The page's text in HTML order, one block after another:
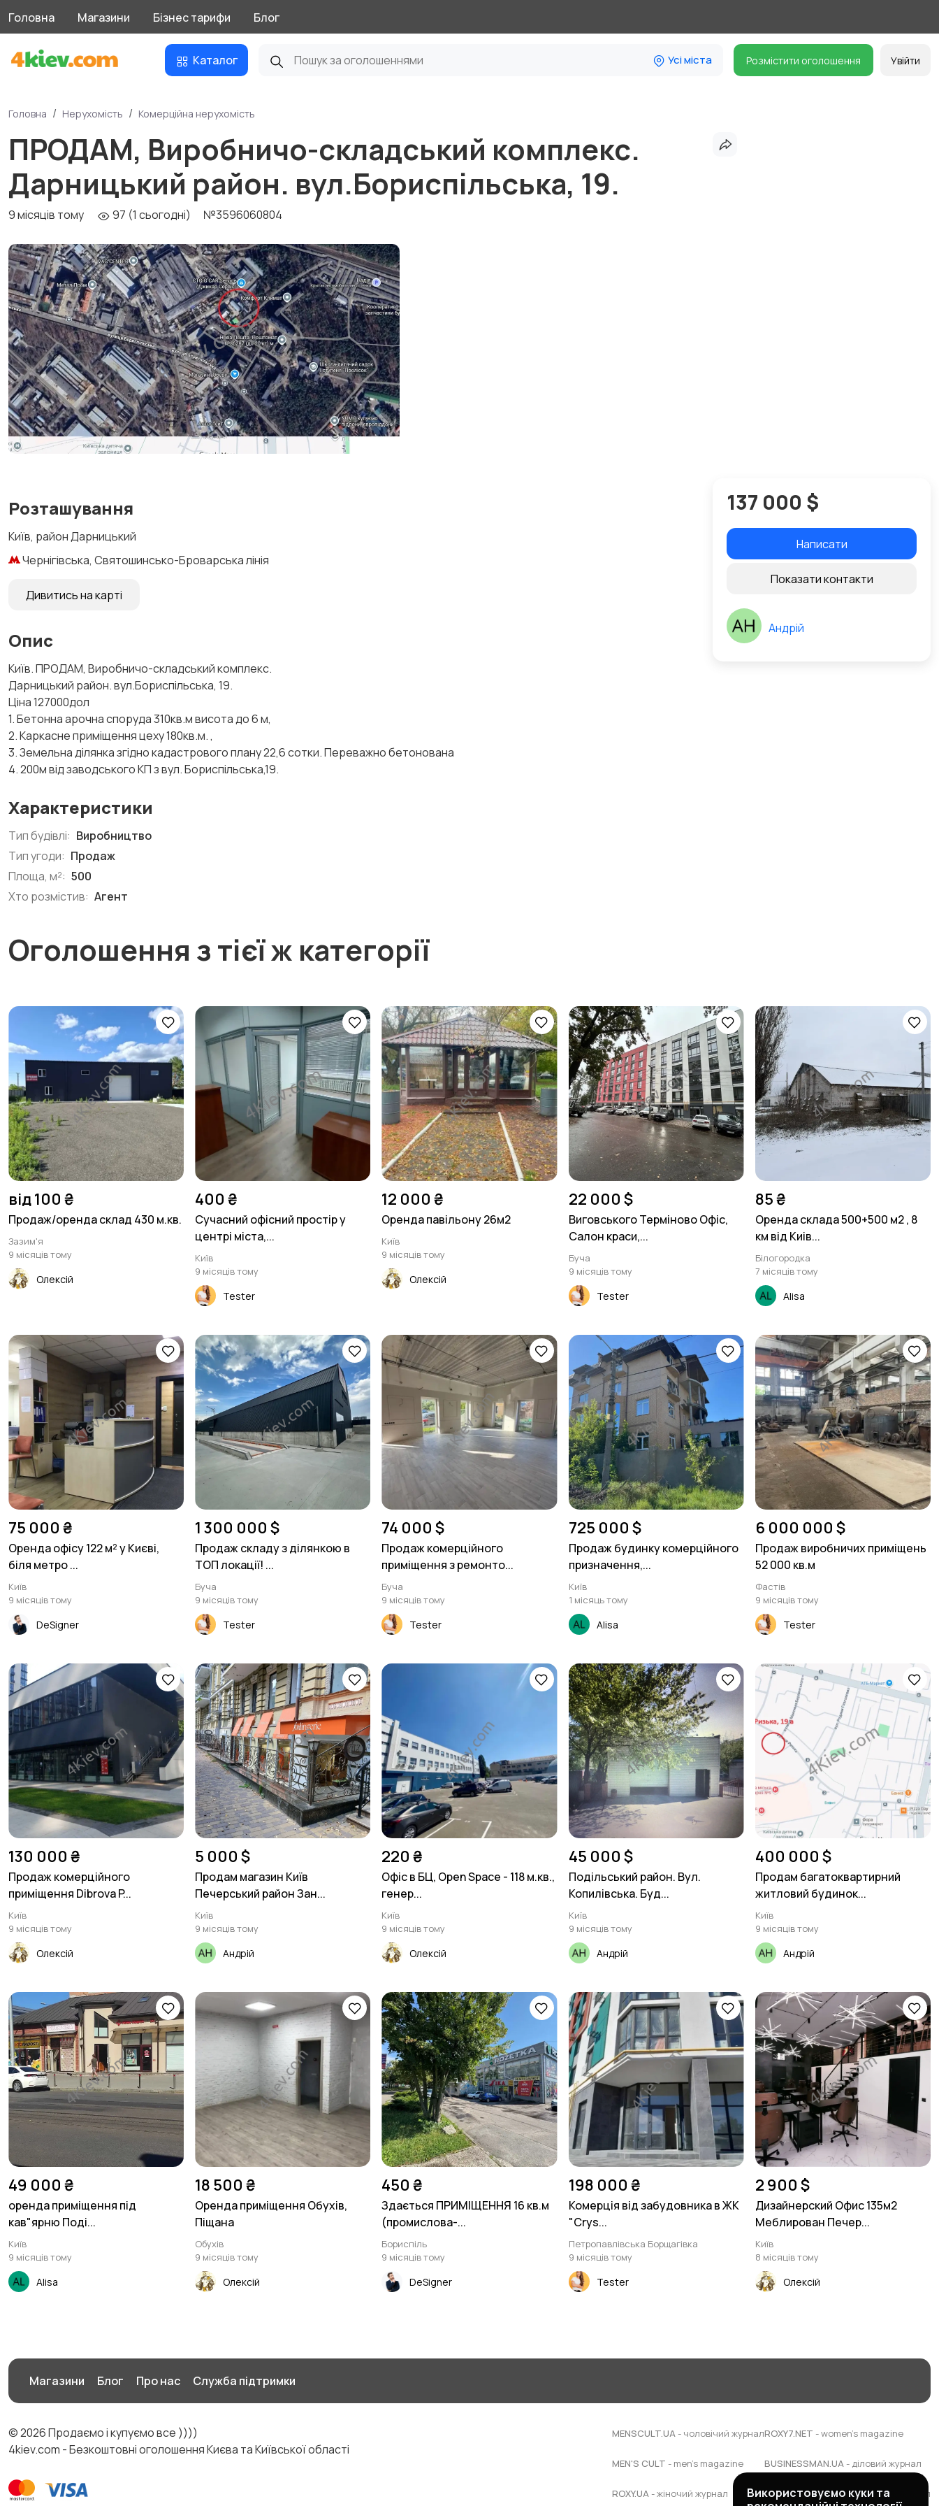
Головна Магазини Бізнес тарифи Блог
Каталог Усі міста Розмістити оголошення Увійти
Головна Нерухомість Комерційна нерухомість
ПРОДАМ, Виробничо-складський комплекс.
Дарницький район. вул.Бориспільська, 19.
9 місяців тому 97 (1 сьогодні) №3596060804
Розташування
Київ, район Дарницький
Чернігівська, Святошинсько-Броварська лінія
Дивитись на карті
Опис
Київ. ПРОДАМ, Виробничо-складський комплекс.
Дарницький район. вул.Бориспільська, 19.
Ціна 127000дол
1. Бетонна арочна споруда 310кв.м висота до 6 м,
2. Каркасне приміщення цеху 180кв.м. ,
3. Земельна ділянка згідно кадастрового плану 22,6 сотки. Переважно бетонована
4. 200м від заводського КП з вул. Бориспільська,19.
Характеристики
Тип будівлі: Виробництво
Тип угоди: Продаж
Площа, м²: 500
Хто розмістив: Агент
137 000 $
Написати
Показати контакти
Андрій
Оголошення з тієї ж категорії
від 100 ₴
Продаж/оренда склад 430 м.кв.
Зазим'я
9 місяців тому
Олексій
400 ₴
Сучасний офісний простір у
центрі міста,...
Київ
9 місяців тому
Tester
12 000 ₴
Оренда павільону 26м2
Київ
9 місяців тому
Олексій
22 000 $
Виговського Терміново Офіс,
Салон краси,...
Буча
9 місяців тому
Tester
85 ₴
Оренда склада 500+500 м2 , 8
км від Киів...
Білогородка
7 місяців тому
Alisa
75 000 ₴
Оренда офісу 122 м² у Києві,
біля метро ...
Київ
9 місяців тому
DeSigner
1 300 000 $
Продаж складу з ділянкою в
ТОП локації! ...
Буча
9 місяців тому
Tester
74 000 $
Продаж комерційного
приміщення з ремонто...
Буча
9 місяців тому
Tester
725 000 $
Продаж будинку комерційного
призначення,...
Київ
1 місяць тому
Alisa
6 000 000 $
Продаж виробничих приміщень
52 000 кв.м
Фастів
9 місяців тому
Tester
130 000 ₴
Продаж комерційного
приміщення Dibrova P...
Київ
9 місяців тому
Олексій
5 000 $
Продам магазин Київ
Печерський район Зан...
Київ
9 місяців тому
Андрій
220 ₴
Офіс в БЦ, Open Space - 118 м.кв.,
генер...
Київ
9 місяців тому
Олексій
45 000 $
Подільський район. Вул.
Копилівська. Буд...
Київ
9 місяців тому
Андрій
400 000 $
Продам багатоквартирний
житловий будинок...
Київ
9 місяців тому
Андрій
49 000 ₴
оренда приміщення під
кав"ярню Поді...
Київ
9 місяців тому
Alisa
18 500 ₴
Оренда приміщення Обухів,
Піщана
Обухів
9 місяців тому
Олексій
450 ₴
Здається ПРИМІЩЕННЯ 16 кв.м
(промислова-...
Бориспіль
9 місяців тому
DeSigner
198 000 ₴
Комерція від забудовника в ЖК
"Crys...
Петропавлівська Борщагівка
9 місяців тому
Tester
2 900 $
Дизайнерский Офис 135м2
Меблирован Печер...
Київ
8 місяців тому
Олексій
Магазини Блог Про нас Служба підтримки
© 2026 Продаємо і купуємо все ))))
4kiev.com - Безкоштовні оголошення Києва та Київської області
MENSCULT.UA- чоловічий журнал
MEN'S CULT - men's magazine
ROXY.UA- жіночий журнал
ROXY7.NET - women's magazine
BUSINESSMAN.UA- діловий журнал
BUDUEMO.COM- будівельний портал
Використовуємо куки та